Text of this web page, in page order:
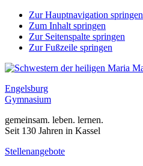
Zur Hauptnavigation springen
Zum Inhalt springen
Zur Seitenspalte springen
Zur Fußzeile springen
Engelsburg
Gymnasium
gemeinsam. leben. lernen.
Seit 130 Jahren in Kassel
Stellenangebote